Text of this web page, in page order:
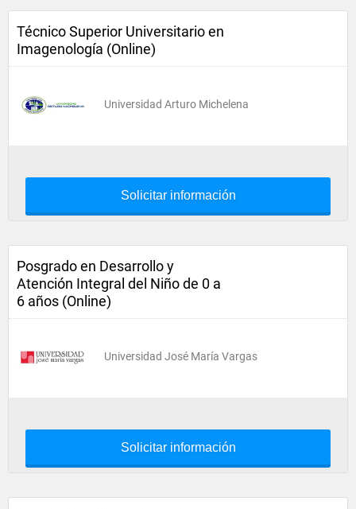
Técnico Superior Universitario en
Imagenología (Online)
Universidad Arturo Michelena
Solicitar información
Posgrado en Desarrollo y
Atención Integral del Niño de 0 a
6 años (Online)
Universidad José María Vargas
Solicitar información